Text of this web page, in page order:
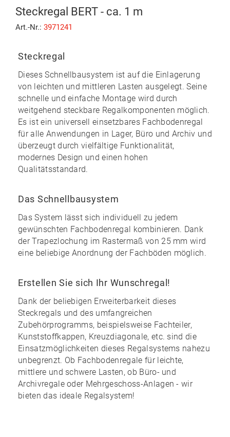
Steckregal BERT - ca. 1 m
Art.-Nr.: 3971241
Steckregal
Dieses Schnellbausystem ist auf die Einlagerung
von leichten und mittleren Lasten ausgelegt. Seine
schnelle und einfache Montage wird durch
weitgehend steckbare Regalkomponenten möglich.
Es ist ein universell einsetzbares Fachbodenregal
für alle Anwendungen in Lager, Büro und Archiv und
überzeugt durch vielfältige Funktionalität,
modernes Design und einen hohen
Qualitätsstandard.
Das Schnellbausystem
Das System lässt sich individuell zu jedem
gewünschten Fachbodenregal kombinieren. Dank
der Trapezlochung im Rastermaß von 25 mm wird
eine beliebige Anordnung der Fachböden möglich.
Erstellen Sie sich Ihr Wunschregal!
Dank der beliebigen Erweiterbarkeit dieses
Steckregals und des umfangreichen
Zubehörprogramms, beispielsweise Fachteiler,
Kunststoffkappen, Kreuzdiagonale, etc. sind die
Einsatzmöglichkeiten dieses Regalsystems nahezu
unbegrenzt. Ob Fachbodenregale für leichte,
mittlere und schwere Lasten, ob Büro- und
Archivregale oder Mehrgeschoss-Anlagen - wir
bieten das ideale Regalsystem!